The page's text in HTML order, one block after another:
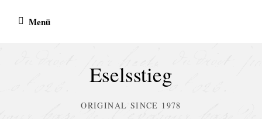
Inhalt Menü
Eselsstieg
ORIGINAL SINCE 1978